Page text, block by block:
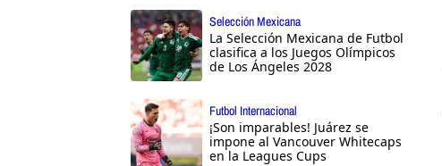
Selección Mexicana
La Selección Mexicana de Futbol
clasifica a los Juegos Olímpicos
de Los Ángeles 2028
Futbol Internacional
¡Son imparables! Juárez se
impone al Vancouver Whitecaps
en la Leagues Cups